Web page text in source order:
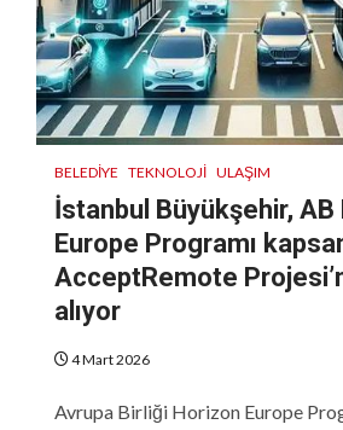
BELEDIYE TEKNOLOJI ULAŞIM
İstanbul Büyükşehir, AB
Europe Programı
AcceptRemote
alıyor
4 Mart 2026
Avrupa Birliği Horizon Europe